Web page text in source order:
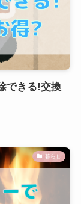
できる!交換
暮らし